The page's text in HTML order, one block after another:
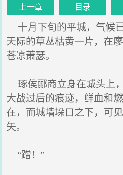
上一章 目录
十月下旬的平城，气候
天际的草丛枯黄一片，在
苍凉萧瑟。
琢侯郦商立身在城头上
大战过后的痕迹，鲜血和
在，而城墙垛口之下，可
矢。
“蹭！”